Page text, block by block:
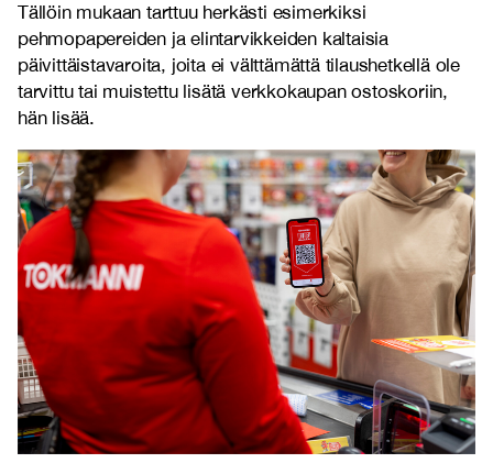
Tällöin mukaan tarttuu herkästi esimerkiksi
pehmopapereiden ja elintarvikkeiden kaltaisia
päivittäistavaroita, joita ei välttämättä tilaushetkellä ole
tarvittu tai muistettu lisätä verkkokaupan ostoskoriin,
hän lisää.